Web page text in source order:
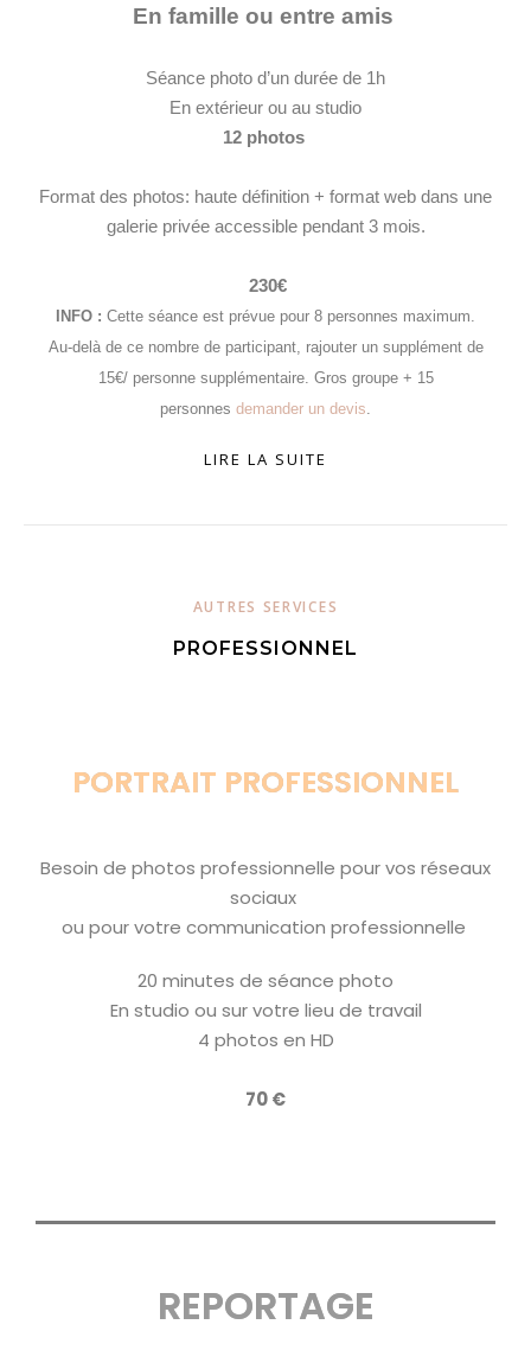
En famille ou entre amis
Séance photo d’un durée de 1h
En extérieur ou au studio
12 photos
Format des photos: haute définition + format web dans une
galerie privée accessible pendant 3 mois.
230€
INFO : Cette séance est prévue pour 8 personnes maximum.
Au-delà de ce nombre de participant, rajouter un supplément de
15€/ personne supplémentaire. Gros groupe + 15
personnes demander un devis
LIRE LA SUITE
AUTRES SERVICES
PROFESSIONNEL
PORTRAIT PROFESSIONNEL
Besoin de photos professionnelle pour vos réseaux
sociaux
ou pour votre communication professionnelle
20 minutes de séance photo
En studio ou sur votre lieu de travail
4 photos en HD
70 €
REPORTAGE